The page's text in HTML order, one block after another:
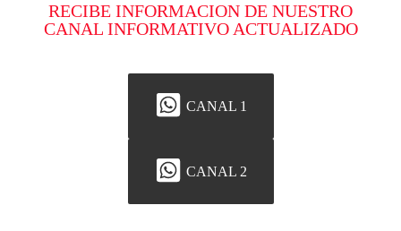
RECIBE INFORMACION DE NUESTRO
CANAL INFORMATIVO ACTUALIZADO
CANAL 1
CANAL 2